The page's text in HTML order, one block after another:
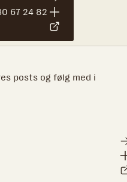
67 24 82
posts og følg med i